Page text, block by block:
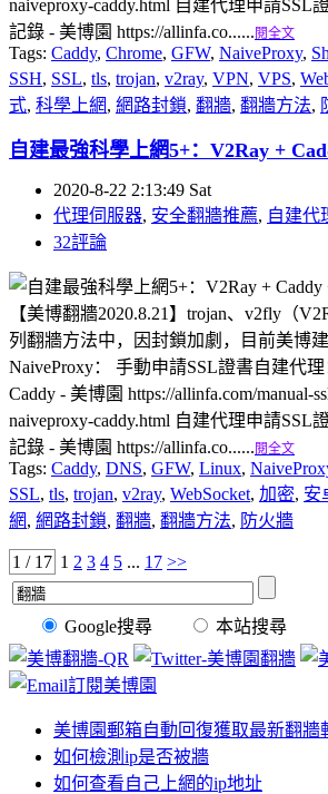
naiveproxy-caddy.html 自建代理申請SSL
記錄 - 美博園 https://allinfa.co...... 閱全文
Tags: Caddy, Chrome, GFW, NaiveProxy,
SSH, SSL, tls, trojan, v2ray, VPN, VPS,
式, 科學上網, 網路封鎖, 翻牆, 翻牆方法,
自建最強科學上網5+：V2Ray +
2020-8-22 2:13:49 Sat
代理伺服器, 安全翻牆推薦, 自建代
32評論
【美博翻牆2020.8.21】trojan、v2fly（
列翻牆方法中，因封鎖加劇，目前美博
NaiveProxy： 手動申請SSL證書自建代理
Caddy - 美博園 https://allinfa.com/manual-
naiveproxy-caddy.html 自建代理申請SSL
記錄 - 美博園 https://allinfa.co...... 閱全文
Tags: Caddy, DNS, GFW, Linux,
SSL, tls, trojan, v2ray, WebSocket, 加密, 安
網, 網路封鎖, 翻牆, 翻牆方法, 防火牆
1 / 17 1 2 3 4 5 ... 17 >>
Google搜尋 本站搜尋
美博園郵箱自動回復獲取最新翻牆
如何檢測ip是否被牆
如何查看自己上網的ip地址